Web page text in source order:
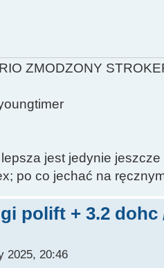
ZMODZONY
jest jedynie jeszcze
po co jechać na
polift + 3.2 dohc
2025, 20:46